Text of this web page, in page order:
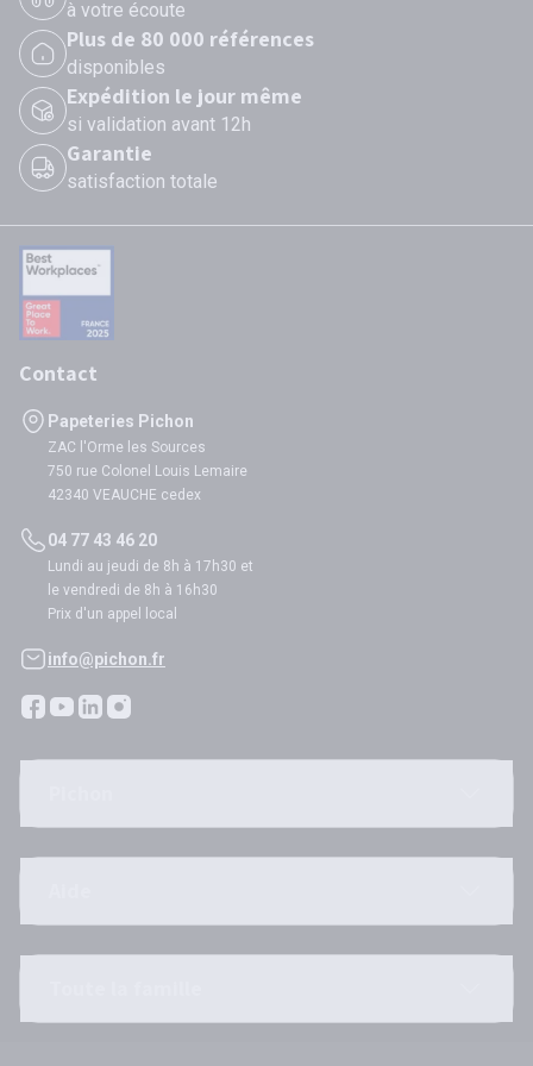
à votre écoute
Plus de 80 000 références
disponibles
Expédition le jour même
si validation avant 12h
Garantie
satisfaction totale
Contact
Papeteries Pichon
ZAC l'Orme les Sources
750 rue Colonel Louis Lemaire
42340 VEAUCHE cedex
04 77 43 46 20
Lundi au jeudi de 8h à 17h30 et
le vendredi de 8h à 16h30
Prix d'un appel local
info@pichon.fr